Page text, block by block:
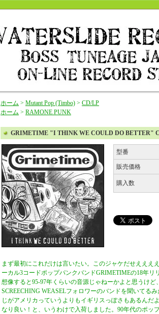
ホーム > Mutant Pop (Timbo) > CD/LP
ホーム > RAMONE PUNK
GRIMETIME "I THINK WE COULD DO BETTER"
型番
販売価格
購入数
まず最初にこれだけは言いたい。このジャケだせえええ
ーカル3コードポップパンクバンドGRIMETIMEの18年リ
想像すると95-97年くらいの音源じゃねーかよと思うけ
SCREECHING WEASELフォロワーのバンドを聞いてる
じがアメリカっていうよりもイギリスっぽさもあるんだ
なり良い！と、いうわけで入荷しました。90年代のポッ